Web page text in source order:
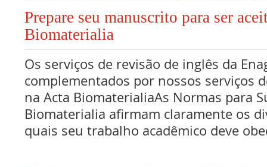
Prepare seu manuscrito para ser
Biomaterialia
Os serviços de revisão de inglês da
complementados por nossos serviços
na Acta BiomaterialiaAs Normas para
Biomaterialia afirmam claramente os
quais seu trabalho acadêmico deve